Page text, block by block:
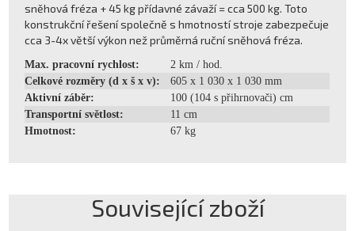
sněhová fréza + 45 kg přídavné závaží = cca 500 kg. Toto
konstrukční řešení společně s hmotností stroje zabezpečuje
cca 3-4x větší výkon než průměrná ruční sněhová fréza.
Max. pracovní rychlost:
2 km / hod.
Celkové rozměry (d x š x v):
605 x 1 030 x 1 030 mm
Aktivní záběr:
100 (104 s přihrnovači) cm
Transportní světlost:
11 cm
Hmotnost:
67 kg
Související zboží